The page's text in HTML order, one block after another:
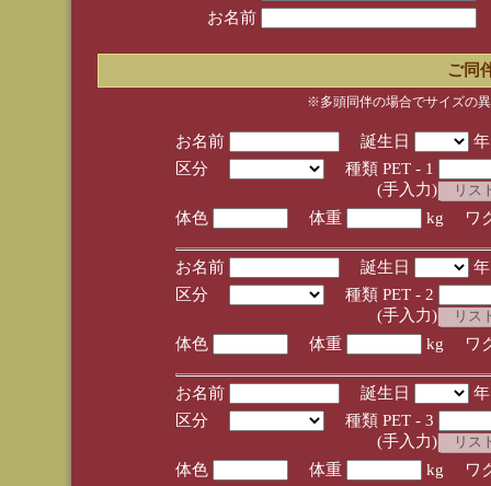
お名前
ご同
※多頭同伴の場合でサイズの
お名前 誕生日
区分
種類 PET - 1
(手入力)
体色
体重 kg ワ
お名前 誕生日
区分
種類 PET - 2
(手入力)
体色
体重 kg ワ
お名前 誕生日
区分
種類 PET - 3
(手入力)
体色
体重 kg ワ